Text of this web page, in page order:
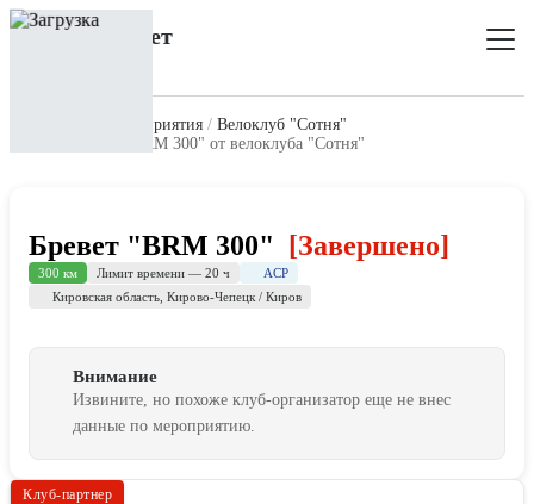
Все мероприятия
Велоклуб "Сотня"
Мероприятие "BRM 300" от велоклуба "Сотня"
Бревет "BRM 300" [Завершено]
300 км Лимит времени — 20 ч
ACP
Кировская область Кирово-Чепецк / Киров
Внимание
Извините, но похоже клуб-организатор еще не внес
данные по мероприятию.
Клуб-партнер